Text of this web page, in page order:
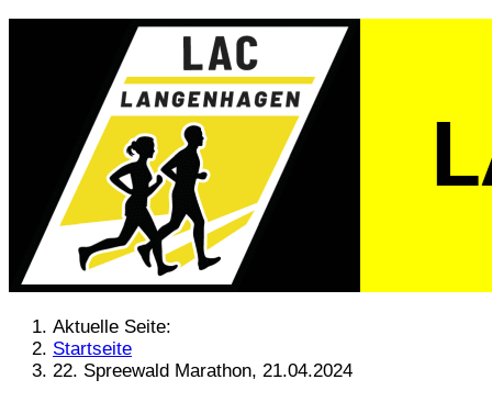
Aktuelle Seite:
Startseite
22. Spreewald Marathon, 21.04.2024